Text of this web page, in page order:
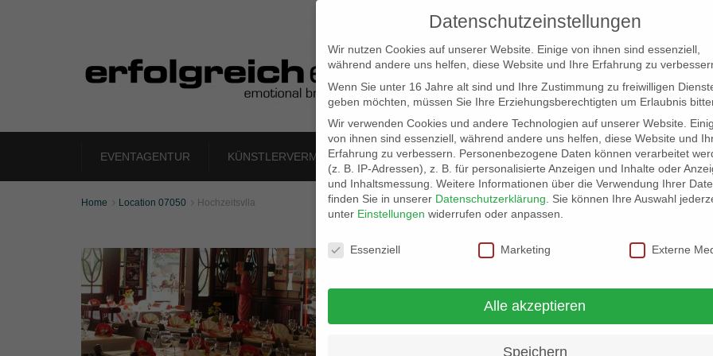
EVENTAGENTUR KÜNSTLERVERMITTLUNG LOCATION SCOUT ELB-LOCATION: PANORAMA
Home  Location 07050  Hochzeitsvlla
Datenschutzeinstellungen
Wir nutzen Cookies auf unserer Website. Einige von ihnen sind essenziell,
während andere uns helfen, diese Website und Ihre Erfahrung zu
Wenn Sie unter 16 Jahre alt sind und Ihre Zustimmung zu freiwilligen
geben möchten, müssen Sie Ihre Erziehungsberechtigten um Erlaubnis
Wir verwenden Cookies und andere Technologien auf unserer Website.
von ihnen sind essenziell, während andere uns helfen, diese Website und
Erfahrung zu verbessern.
Personenbezogene Daten können verarbeitet
(z. B. IP-Adressen), z. B. für personalisierte Anzeigen und Inhalte oder
und Inhaltsmessung. Weitere Informationen über die Verwendung Ihrer
finden Sie in unserer Datenschutzerklärung
Sie können Ihre Auswahl
unter Einstellungen widerrufen oder anpassen.
Datenschutzeinstellungen
Essenziell Marketing Externe
Alle akzeptieren
Speichern